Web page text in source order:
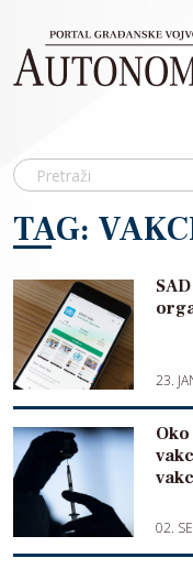
TAG:
23.
02.